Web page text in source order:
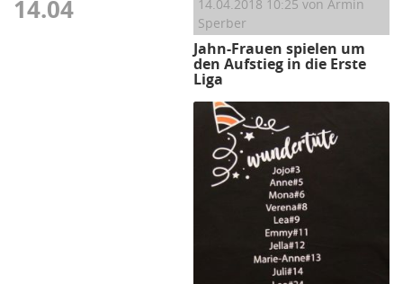
14.04 14.04.2018 10:25 von Armin
Sperber
Jahn-Frauen spielen um
den Aufstieg in die Erste
Liga